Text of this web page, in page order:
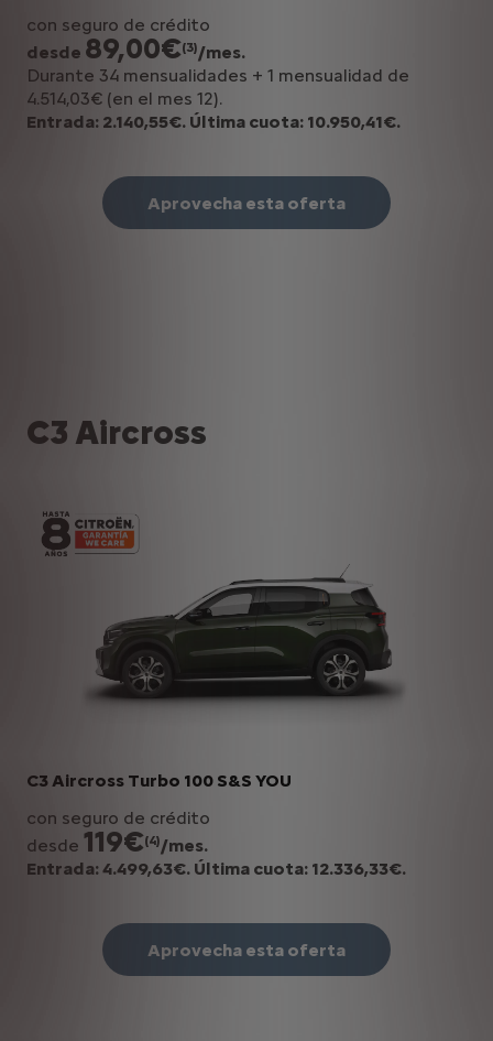
con seguro de crédito
desde 89,00€(3)/mes.
Durante 34 mensualidades + 1 mensualidad de
4.514,03€ (en el mes 12).
Entrada: 2.140,55€. Última cuota: 10.950,41€.
Aprovecha esta oferta
C3 Aircross
C3 Aircross Turbo 100 S&S YOU
con seguro de crédito
desde 119€(4)/mes.
Entrada: 4.499,63€. Última cuota: 12.336,33€.
Aprovecha esta oferta